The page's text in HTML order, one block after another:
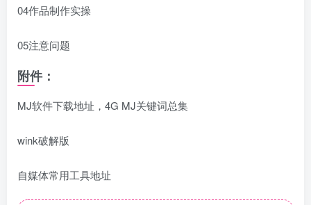
04作品制作实操
05注意问题
附件：
MJ软件下载地址，4G MJ关键词总集
wink破解版
自媒体常用工具地址